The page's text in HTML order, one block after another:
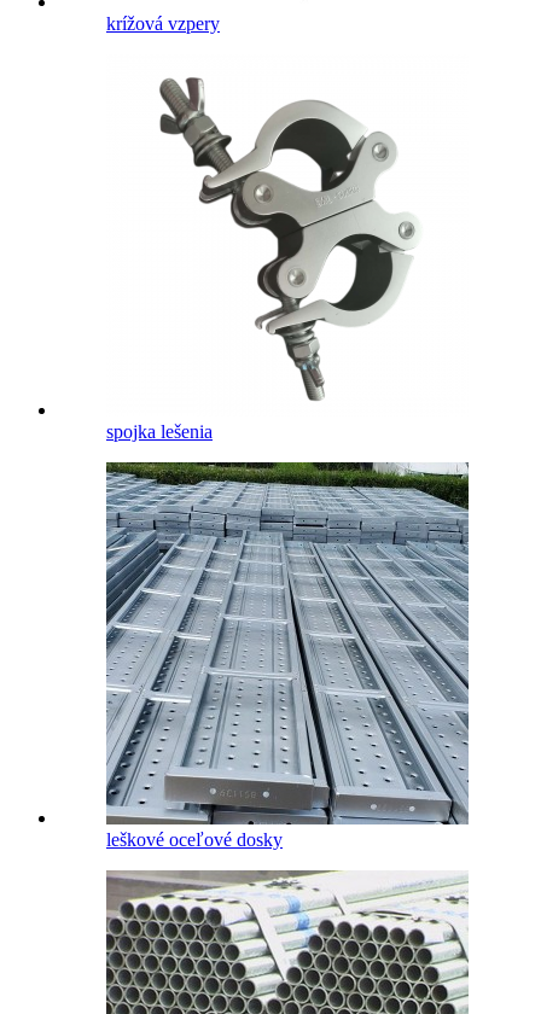
krížová vzpery
spojka lešenia
leškové oceľové dosky